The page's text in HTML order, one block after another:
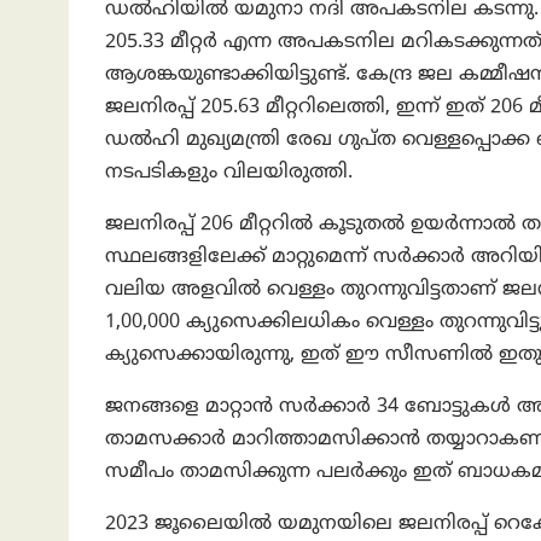
ഡൽഹിയിൽ യമുനാ നദി അപകടനില കടന്നു.
205.33 മീറ്റർ എന്ന അപകടനില
ആശങ്കയുണ്ടാക്കിയിട്ടുണ്ട്. കേന്ദ്ര ജല
ജലനിരപ്പ് 205.63 മീറ്ററിലെത്തി, ഇന്ന് ഇത്
ഡൽഹി മുഖ്യമന്ത്രി രേഖ ഗുപ്ത
നടപടികളും വിലയിരുത്തി.
ജലനിരപ്പ് 206 മീറ്ററിൽ കൂടുതൽ
സ്ഥലങ്ങളിലേക്ക് മാറ്റുമെന്ന് സർക്കാർ
വലിയ അളവിൽ വെള്ളം തുറന്നുവിട്ടതാണ്
1,00,000 ക്യുസെക്കിലധികം വെള്ളം
ക്യുസെക്കായിരുന്നു, ഇത് ഈ സീസണിൽ
ജനങ്ങളെ മാറ്റാന്‍ സർക്കാർ 34 ബോട്ടുകൾ
താമസക്കാർ മാറിത്താമസിക്കാൻ
സമീപം താമസിക്കുന്ന പലർക്കും ഇത്
2023 ജൂലൈയിൽ യമുനയിലെ ജലനിരപ്പ്